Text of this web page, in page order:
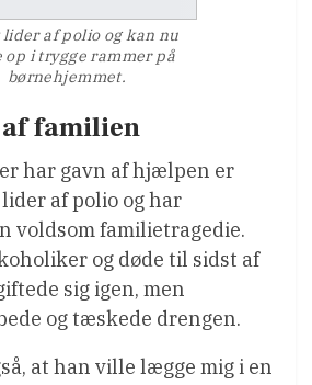
lider af polio og kan nu
op i trygge rammer på
børnehjemmet.
familien
har gavn af hjælpen er
af polio og har
voldsom familietragedie.
og døde til sidst af
sig igen, men
og tæskede drengen.
at han ville lægge mig i en